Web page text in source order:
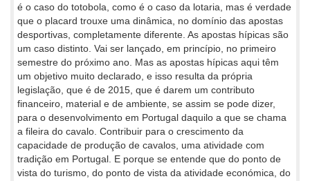
é o caso do totobola, como é o caso da lotaria, mas é verdade
que o placard trouxe uma dinâmica, no domínio das apostas
desportivas, completamente diferente. As apostas hípicas são
um caso distinto. Vai ser lançado, em princípio, no primeiro
semestre do próximo ano. Mas as apostas hípicas aqui têm
um objetivo muito declarado, e isso resulta da própria
legislação, que é de 2015, que é darem um contributo
financeiro, material e de ambiente, se assim se pode dizer,
para o desenvolvimento em Portugal daquilo a que se chama
a fileira do cavalo. Contribuir para o crescimento da
capacidade de produção de cavalos, uma atividade com
tradição em Portugal. E porque se entende que do ponto de
vista do turismo, do ponto de vista da atividade económica, do